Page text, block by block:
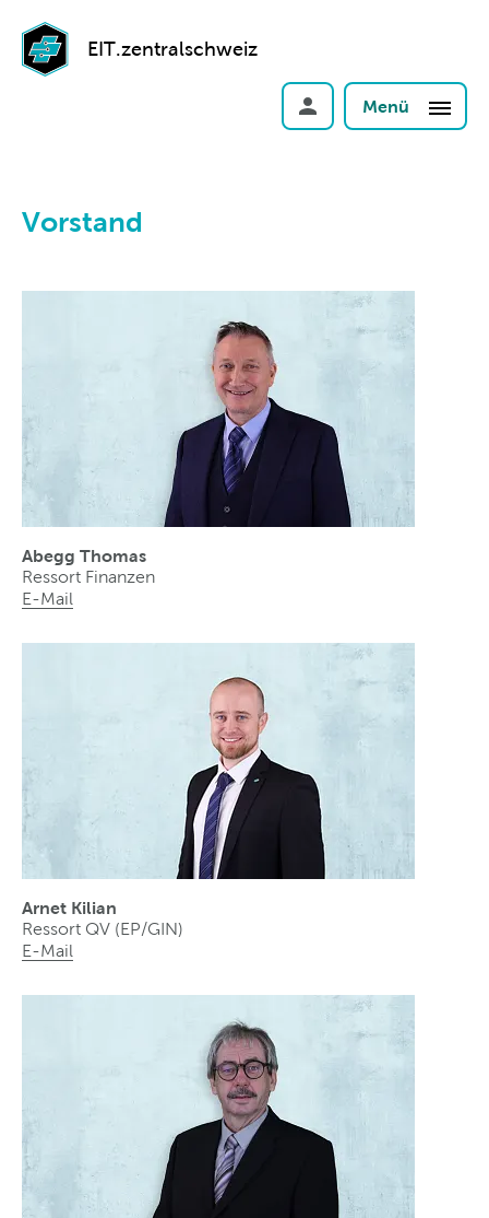
EIT.zentralschweiz
Menü
Vorstand
Abegg Thomas
Ressort Finanzen
E-Mail
Arnet Kilian
Ressort QV (EP/GIN)
E-Mail